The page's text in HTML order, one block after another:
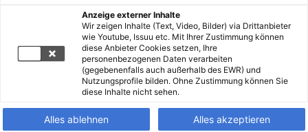
Anzeige externer Inhalte
Wir zeigen Inhalte (Text, Video, Bilder) via Drittanbieter
wie Youtube, Issuu etc. Mit Ihrer Zustimmung können
diese Anbieter Cookies setzen, Ihre
personenbezogenen Daten verarbeiten
(gegebenenfalls auch außerhalb des EWR) und
Nutzungsprofile bilden. Ohne Zustimmung können Sie
diese Inhalte nicht sehen.
Alles ablehnen Alles akzeptieren